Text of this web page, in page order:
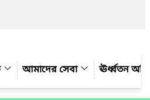
আমাদের সেবা ঊর্ধ্বতন